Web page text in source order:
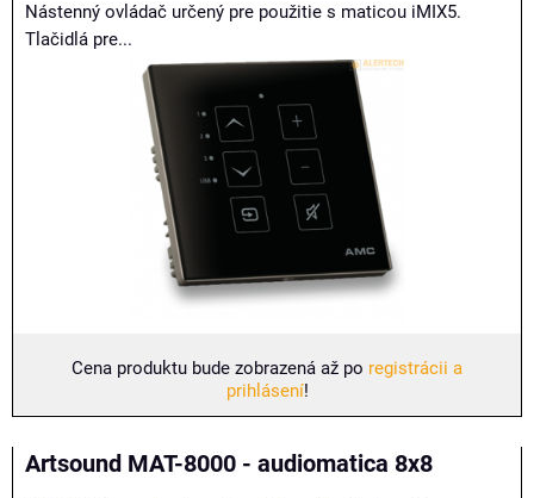
Nástenný ovládač určený pre použitie s maticou iMIX5.
Tlačidlá pre...
Cena produktu bude zobrazená až po registrácii a
prihlásení!
Artsound MAT-8000 - audiomatica 8x8